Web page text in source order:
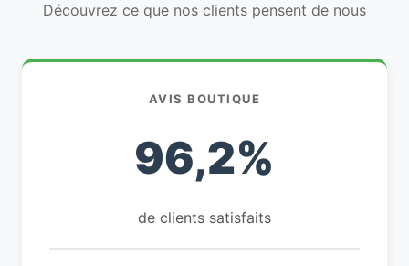
Découvrez ce que nos clients pensent de nous
AVIS BOUTIQUE
96,2%
de clients satisfaits